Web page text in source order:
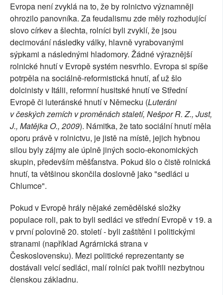
Evropa není zvyklá na to, že by rolnictvo významněji
ohrozilo panovníka. Za feudalismu zde měly rozhodující
slovo církev a šlechta, rolníci byli zvyklí, že jsou
decimování následky války, hlavně vyrabovanými
sýpkami a následnými hladomory. Žádné výraznější
rolnické hnutí v Evropě systém nesvrhlo. Evropa si spíše
potrpěla na sociálně-reformistická hnutí, ať už šlo
dolcinisty v Itálii, reformní husitské hnutí ve Střední
Evropě či luteránské hnutí v Německu (Luteráni
v českých zemích v proměnách staletí, Nešpor R. Z., Just,
J., Matějka O., 2009). Námitka, že tato sociální hnutí měla
oporu právě v rolnictvu, je jistě na místě, jejich hybnou
silou byly zájmy ale úplně jiných socio-ekonomických
skupin, především měšťanstva. Pokud šlo o čistě rolnická
hnutí, ta většinou skončila doslovně jako "sedláci u
Chlumce".
Pokud v Evropě hrály nějaké zemědělské složky
populace roli, pak to byli sedláci ve střední Evropě v 19. a
v první polovině 20. století - byli zaštítěni i politickými
stranami (například Agrárnická strana v
Československu). Mezi politické reprezentanty se
dostávali velcí sedláci, malí rolníci pak tvořili nezbytnou
členskou základnu.